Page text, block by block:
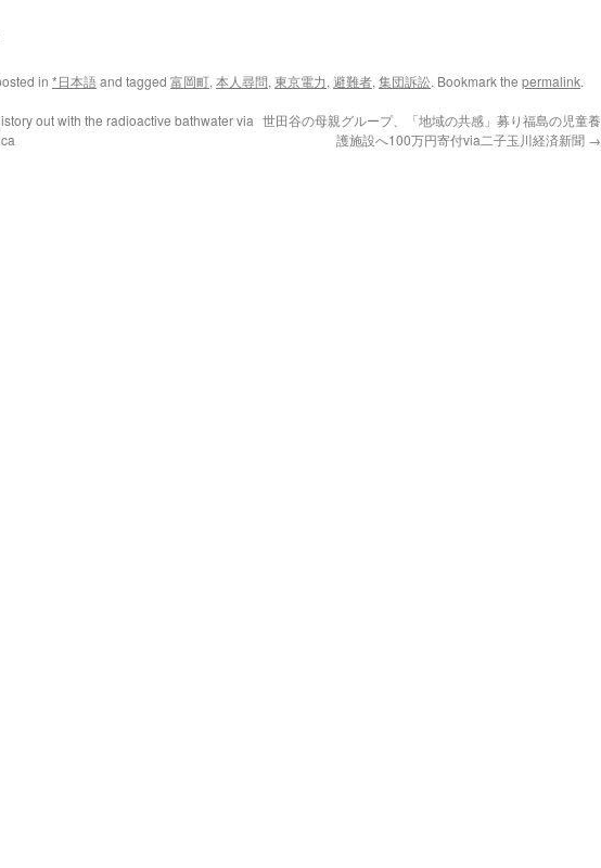
in *日本語and tagged 富岡町, 本人尋問, 東京電力, 避難者, 集団訴訟. Bookmark the permalink.
out with the radioactive bathwater via 世田谷の母親グループ、「地域の共感」募り福島の児童養
護施設へ100万円寄付via二子玉川経済新聞 →